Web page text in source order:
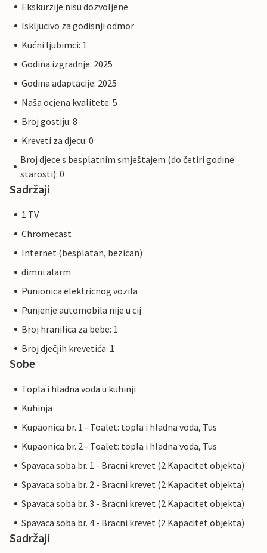
Ekskurzije nisu dozvoljene
Iskljucivo za godisnji odmor
Kućni ljubimci: 1
Godina izgradnje: 2025
Godina adaptacije: 2025
Naša ocjena kvalitete: 5
Broj gostiju: 8
Kreveti za djecu: 0
Broj djece s besplatnim smještajem (do četiri godine
starosti): 0
Sadržaji
1 TV
Chromecast
Internet (besplatan, bezican)
dimni alarm
Punionica elektricnog vozila
Punjenje automobila nije u cij
Broj hranilica za bebe: 1
Broj dječjih krevetića: 1
Sobe
Topla i hladna voda u kuhinji
Kuhinja
Kupaonica br. 1 - Toalet: topla i hladna voda, Tus
Kupaonica br. 2 - Toalet: topla i hladna voda, Tus
Spavaca soba br. 1 - Bracni krevet (2 Kapacitet objekta)
Spavaca soba br. 2 - Bracni krevet (2 Kapacitet objekta)
Spavaca soba br. 3 - Bracni krevet (2 Kapacitet objekta)
Spavaca soba br. 4 - Bracni krevet (2 Kapacitet objekta)
Sadržaji